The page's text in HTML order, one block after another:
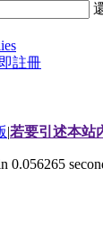
註冊
|若要引述本站
0.056265